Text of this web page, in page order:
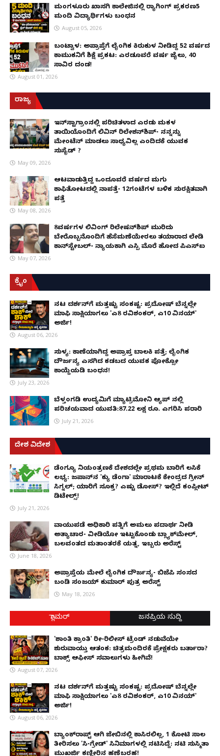
ಮಂಗಳೂರು ಖಾಸಗಿ ಕಾಲೇಜಿನಲ್ಲಿ ರ‌್ಯಾಗಿಂಗ್ ಪ್ರಕರಣ5
ಮಂದಿ ವಿದ್ಯಾರ್ಥಿಗಳು ಬಂಧನ
August 05, 2026
ಬಂಟ್ವಾಳ: ಅಪ್ರಾಪ್ತೆಗೆ ಲೈಂಗಿಕ ಕಿರುಕುಳ ನೀಡಿದ್ದ 52 ವರ್ಷದ
ಕಾಮುಕನಿಗೆ ಶಿಕ್ಷೆ ಪ್ರಕಟ: ಎರಡೂವರೆ ವರ್ಷ ಜೈಲು, ₹40
ಸಾವಿರ ದಂಡ!
August 01, 2026
ರಾಜ್ಯ
ಇನ್​ಸ್ಟಾಗ್ರಾಂನಲ್ಲಿ ಪರಿಚಿತಳಾದ ಎರಡು ಮಕ್ಕಳ
ತಾಯಿಯೊಂದಿಗೆ ಲಿವಿನ್ ರಿಲೇಶನ್​ಶಿಪ್- ನನ್ನನ್ನು
ಮೇಂಟೆನ್ ಮಾಡಲು ಸಾಧ್ಯವಿಲ್ಲ ಎಂದಿದಕ್ಕೆ ಯುವಕ
ಸುಸೈಡ್ ?
May 09, 2026
ಆಟವಾಡುತ್ತಿದ್ದ ಒಂದೂವರೆ ವರ್ಷದ ಮಗು
ಕಾಫಿತೋಟದಲ್ಲಿ ನಾಪತ್ತೆ- 12ಗಂಟೆಗಳ ಬಳಿಕ ಸುರಕ್ಷಿತವಾಗಿ
ಪತ್ತೆ
May 08, 2026
8ವರ್ಷಗಳ ಲಿವಿಂಗ್‌ ರಿಲೇಷನ್‌ಶಿಪ್ ಮುರಿದು
ಬೇರೊಬ್ಬನೊಂದಿಗೆ ಹೆಸೆಮಣೆಯೇರಲು ತಯಾರಾದ ಲೇಡಿ
ಕಾನ್‌ಸ್ಟೇಬಲ್- ನ್ಯಾಯಕ್ಕಾಗಿ ಎಸ್ಪಿ ಮೊರೆ ಹೋದ ಪಿಎಸ್ಐ
May 07, 2026
ಕ್ರೈಂ
ನಟ ದರ್ಶನ್‌ಗೆ ಮತ್ತಷ್ಟು ಸಂಕಷ್ಟ: ಪ್ರದೋಷ್ ಬೆನ್ನಲ್ಲೇ
ಮಾಫಿ ಸಾಕ್ಷಿಯಾಗಲು 'ಎ8 ರವಿಶಂಕರ್, ಎ10 ವಿನಯ್'
ಅರ್ಜಿ!
August 06, 2026
ಸುಳ್ಯ: ಕಾಣೆಯಾಗಿದ್ದ ಅಪ್ರಾಪ್ತ ಬಾಲಕಿ ಪತ್ತೆ; ಲೈಂಗಿಕ
ದೌರ್ಜನ್ಯ ಎಸಗಿದ ಕಡಬದ ಯುವಕ ಪೋಕ್ಸೋ
ಕಾಯ್ದೆಯಡಿ ಬಂಧನ!
July 23, 2026
ಬೆಳ್ತಂಗಡಿ ಉದ್ಯಮಿಗೆ ಮ್ಯಾಟ್ರಿಮೋನಿ ಆ್ಯಪ್ ನಲ್ಲಿ
ಪರಿಚಯವಾದ ಯುವತಿ:87.22 ಲಕ್ಷ ರೂ. ಎಗರಿಸಿ ಪರಾರಿ
July 21, 2026
ದೇಶ ವಿದೇಶ
ಡೆಂಗ್ಯೂ ನಿಯಂತ್ರಣಕ್ಕೆ ದೇಶದಲ್ಲೇ ಪ್ರಥಮ ಬಾರಿಗೆ ಲಸಿಕೆ
ಲಭ್ಯ: ಜಪಾನ್‌ನ 'ಕ್ಯು ಡೆಂಗಾ' ಮಾರಾಟಕ್ಕೆ ಕೇಂದ್ರದ ಗ್ರೀನ್
ಸಿಗ್ನಲ್; ಯಾರಿಗೆ ಸೂಕ್ತ? ಎಷ್ಟು ಡೋಸ್? ಇಲ್ಲಿದೆ ಕಂಪ್ಲೀಟ್
ಡಿಟೇಲ್ಸ್!
July 21, 2026
ವಾಯುಪಡೆ ಅಧಿಕಾರಿ ಪತ್ನಿಗೆ ಅಮಲು ಪದಾರ್ಥ ನೀಡಿ
ಅತ್ಯಾಚಾರ- ವೀಡಿಯೋ ಇಟ್ಟುಕೊಂಡು ಬ್ಲ್ಯಾಕ್‌ಮೇಲ್,
ಬಲವಂತದ ಮತಾಂತರಕ್ಕೆ ಯತ್ನ, ಇಬ್ಬರು ಅರೆಸ್ಟ್
June 18, 2026
ಅಪ್ರಾಪ್ತೆಯ ಮೇಲೆ ಲೈಂಗಿಕ ದೌರ್ಜನ್ಯ- ಬಿಜೆಪಿ ಸಂಸದ
ಬಂಡಿ ಸಂಜಯ್ ಕುಮಾರ್ ಪುತ್ರ ಅರೆಸ್ಟ್
May 18, 2026
ಗ್ಲಾಮರ್ ಜನಪ್ರಿಯ ಸುದ್ದಿ
'ಶಾಂತಿ ಕ್ರಾಂತಿ' ರೀ-ರಿಲೀಸ್ ಟ್ರೆಂಡ್ ನಡುವೆಯೇ
ಶುರುವಾಯ್ತು ಆತಂಕ: ಚಿತ್ರಮಂದಿರಕ್ಕೆ ಪ್ರೇಕ್ಷಕರು ಬರ್ತಾರಾ?
ಬಾಕ್ಸ್ ಆಫೀಸ್ ಸವಾಲುಗಳು ಹೀಗಿವೆ!
August 07, 2026
ನಟ ದರ್ಶನ್‌ಗೆ ಮತ್ತಷ್ಟು ಸಂಕಷ್ಟ: ಪ್ರದೋಷ್ ಬೆನ್ನಲ್ಲೇ
ಮಾಫಿ ಸಾಕ್ಷಿಯಾಗಲು 'ಎ8 ರವಿಶಂಕರ್, ಎ10 ವಿನಯ್'
ಅರ್ಜಿ!
August 06, 2026
ಬ್ಯಾಂಕ್‌ರಾಪ್ಟ್‌ ಆಗಿ ಜೇಬಿನಲ್ಲಿ ಕಾಸಿರಲಿಲ್ಲ, ₹1 ಕೋಟಿ ಸಾಲ
ತೀರಿಸಲು 'ಸಿ-ಗ್ರೇಡ್' ಸಿನಿಮಾಗಳಲ್ಲಿ ನಟಿಸಿದ್ದೆ: ನಟಿ ಸುಸ್ಮಿತಾ
ಮುಖರ್ಜಿ ಕಣ್ಣೀರಿನ ಹಣೆಬರಹ!